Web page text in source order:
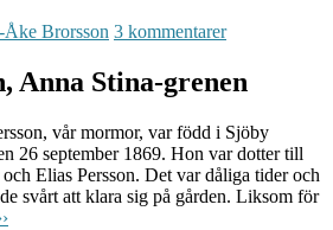
Brorsson 3 kommentarer
Anna Stina-grenen
vår mormor, var född i Sjöby
26 september 1869. Hon var dotter till
Elias Persson. Det var dåliga tider och
svårt att klara sig på gården. Liksom för